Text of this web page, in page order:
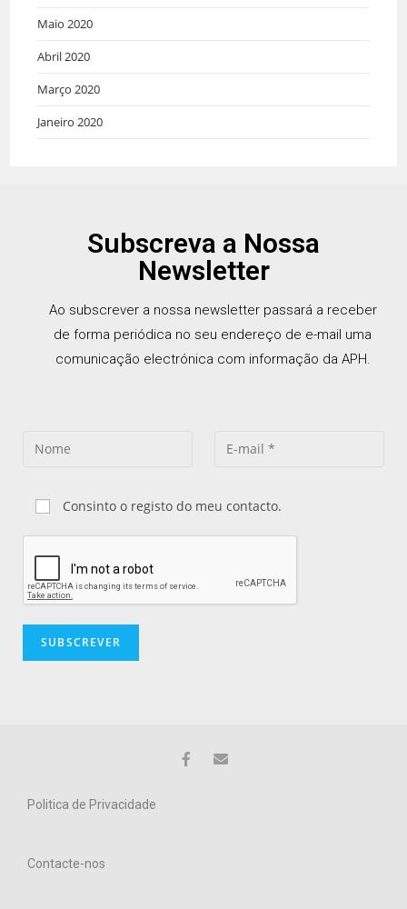
Maio 2020
Abril 2020
Março 2020
Janeiro 2020
Subscreva a Nossa
Newsletter
Ao subscrever a nossa newsletter passará a receber
de forma periódica no seu endereço de e-mail uma
comunicação electrónica com informação da APH.
Consinto o registo do meu contacto.
Politica de Privacidade
Contacte-nos